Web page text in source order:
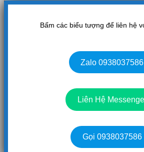
Bấm các biểu tượng để liên hệ
Zalo 0938037586
Liên Hệ
Gọi 0938037586